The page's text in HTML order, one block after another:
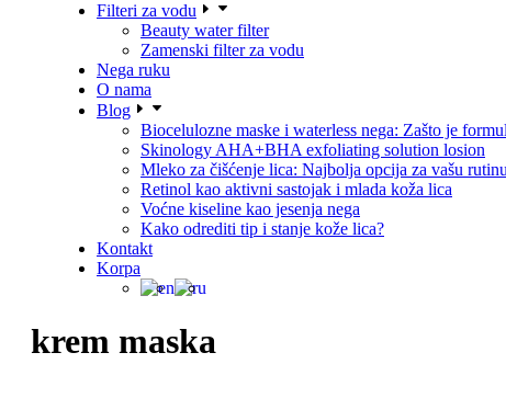
Filteri za vodu
Beauty water filter
Zamenski filter za vodu
Nega ruku
O nama
Blog
Biocelulozne maske i waterless nega: Zašto je
Skinology AHA+BHA exfoliating solution losion
Mleko za čišćenje lica: Najbolja opcija za vašu
Retinol kao aktivni sastojak i mlada koža lica
Voćne kiseline kao jesenja nega
Kako odrediti tip i stanje kože lica?
Kontakt
Korpa
krem maska